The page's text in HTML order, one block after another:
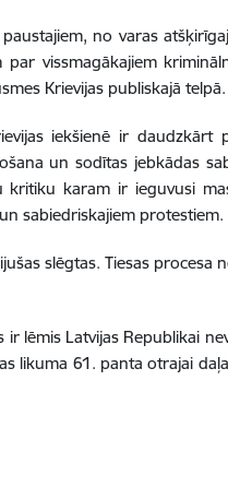
no varas
vissmagākajiem
Krievijas publiskajā telpā.
iekšienē ir daudzkārt
un sodītas jebkādas
karam ir ieguvusi
sabiedriskajiem protestiem.
slēgtas. Tiesas procesa
lēmis Latvijas Republikai
likuma 61. panta otrajai